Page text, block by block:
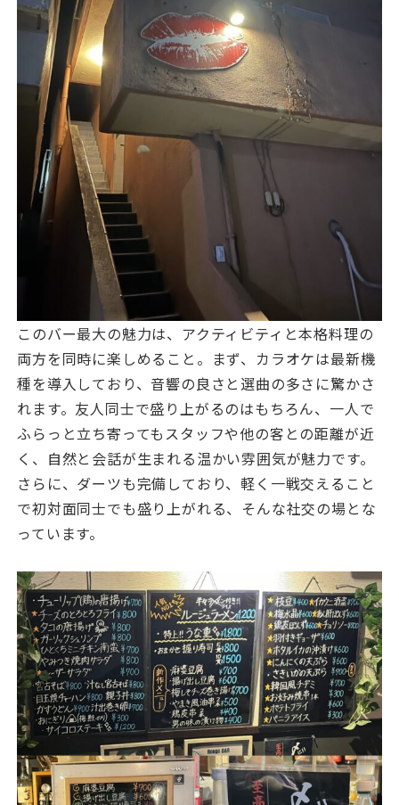
このバー最大の魅力は、アクティビティと本格料理の
両方を同時に楽しめること。まず、カラオケは最新機
種を導入しており、音響の良さと選曲の多さに驚かさ
れます。友人同士で盛り上がるのはもちろん、一人で
ふらっと立ち寄ってもスタッフや他の客との距離が近
く、自然と会話が生まれる温かい雰囲気が魅力です。
さらに、ダーツも完備しており、軽く一戦交えること
で初対面同士でも盛り上がれる、そんな社交の場とな
っています。